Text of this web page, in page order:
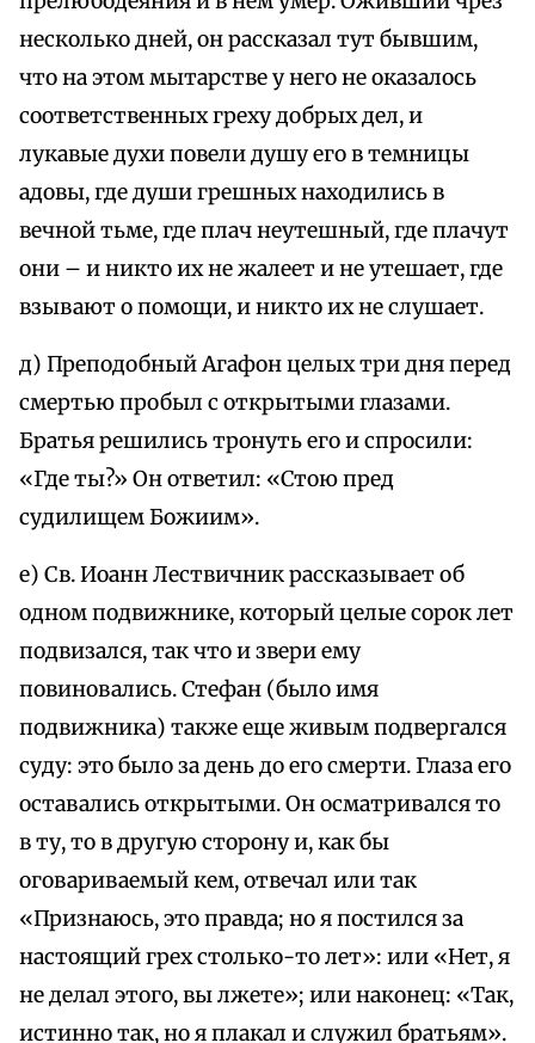
несколько дней, он рассказал тут бывшим,
что на этом мытарстве у него не оказалось
соответственных греху добрых дел, и
лукавые духи повели душу его в темницы
адовы, где души грешных находились в
вечной тьме, где плач неутешный, где плачут
они – и никто их не жалеет и не утешает, где
взывают о помощи, и никто их не слушает.
д) Преподобный Агафон целых три дня перед
смертью пробыл с открытыми глазами.
Братья решились тронуть его и спросили:
«Где ты?» Он ответил: «Стою пред
судилищем Божиим».
е) Св. Иоанн Лествичник рассказывает об
одном подвижнике, который целые сорок лет
подвизался, так что и звери ему
повиновались. Стефан (было имя
подвижника) также еще живым подвергался
суду: это было за день до его смерти. Глаза его
оставались открытыми. Он осматривался то
в ту, то в другую сторону и, как бы
оговариваемый кем, отвечал или так
«Признаюсь, это правда; но я постился за
настоящий грех столько-то лет»: или «Нет, я
не делал этого, вы лжете»; или наконец: «Так,
истинно так, но я плакал и служил братьям».